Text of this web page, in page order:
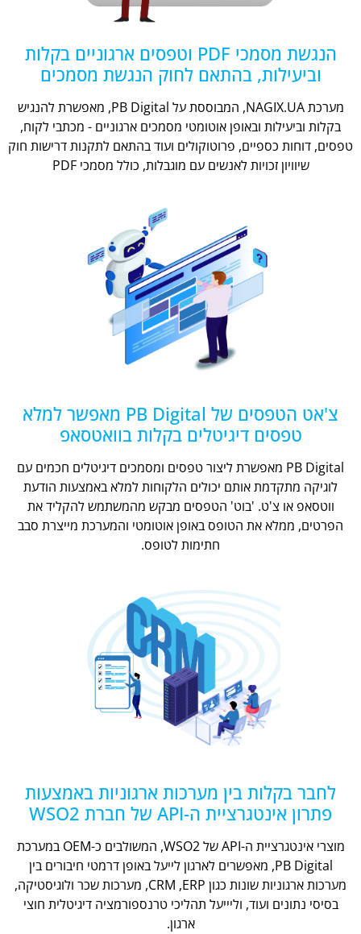
הנגשת מסמכי PDF וטפסים ארגוניים בקלות
וביעילות, בהתאם לחוק הנגשת מסמכים
מערכת NAGIX.UA, המבוססת על PB Digital, מאפשרת להנגיש
בקלות וביעילות ובאופן אוטומטי מסמכים ארגוניים - מכתבי לקוח,
טפסים, דוחות כספיים, פרוטוקולים ועוד בהתאם לתקנות דרישות חוק
שיוויון זכויות לאנשים עם מוגבלות, כולל מסמכי PDF
צ'אט הטפסים של PB Digital מאפשר למלא
טפסים דיגיטלים בקלות בוואטסאפ
PB Digital מאפשרת ליצור טפסים ומסמכים דיגיטלים חכמים עם
לוגיקה מתקדמת אותם יכולים הלקוחות למלא באמצעות הודעת
ווטסאפ או צ'ט. 'בוט' הטפסים מבקש מהמשתמש להקליד את
הפרטים, ממלא את הטופס באופן אוטומטי והמערכת מייצרת סבב
חתימות לטופס.
לחבר בקלות בין מערכות ארגוניות באמצעות
פתרון אינטגרציית ה-API של חברת WSO2
מוצרי אינטגרציית ה-API של WSO2, המשולבים כ-OEM במערכת
PB Digital, מאפשרים לארגון לייעל באופן דרמטי חיבורים בין
מערכות ארגוניות שונות כגון CRM ,ERP, מערכות שכר ולוגיסטיקה,
בסיסי נתונים ועוד, וליייעל תהליכי טרנספורמציה דיגיטלית חוצי
ארגון.